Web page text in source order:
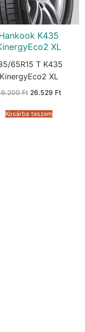
K435
XL
65R15 T K435
KinergyEco2 XL
Ft Original
49.200 Ft.
26.529 FtCurrent
Kosárba teszem